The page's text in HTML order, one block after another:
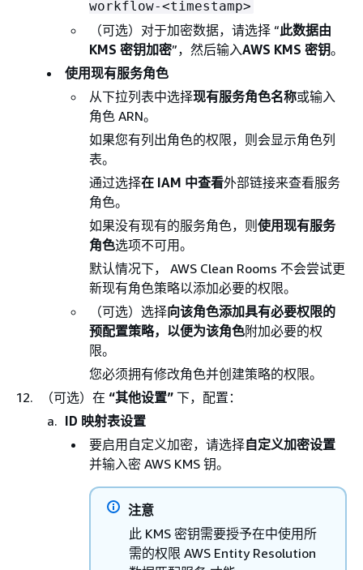
workflow-<timestamp>
（可选）对于加密数据，请选择 “此数据由
KMS 密钥加密”，然后输入AWS KMS 密钥。
使用现有服务角色
从下拉列表中选择现有服务角色名称或输入
角色 ARN。
如果您有列出角色的权限，则会显示角色列
表。
通过选择在 IAM 中查看外部链接来查看服务
角色。
如果没有现有的服务角色，则使用现有服务
角色选项不可用。
默认情况下， AWS Clean Rooms 不会尝试更
新现有角色策略以添加必要的权限。
（可选）选择向该角色添加具有必要权限的
预配置策略，以便为该角色附加必要的权
限。
您必须拥有修改角色并创建策略的权限。
（可选）在 “其他设置” 下，配置：
ID 映射表设置
要启用自定义加密，请选择自定义加密设置
并输入密 AWS KMS 钥。
注意
此 KMS 密钥需要授予在中使用所
需的权限 AWS Entity Resolution